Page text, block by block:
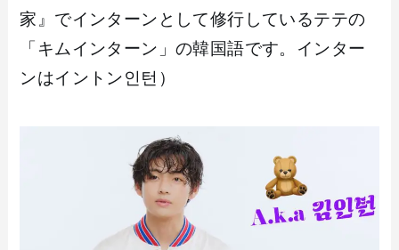
家』でインターンとして修行しているテテの
「キムインターン」の韓国語です。インター
ンはイントン인턴）